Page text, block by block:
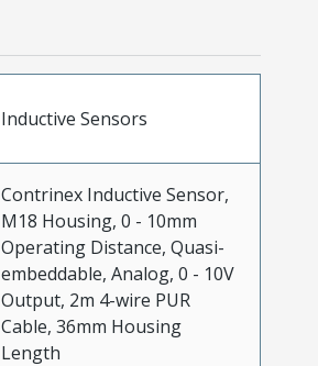
Inductive Sensors
Contrinex Inductive Sensor,
M18 Housing, 0 - 10mm
Operating Distance, Quasi-
embeddable, Analog, 0 - 10V
Output, 2m 4-wire PUR
Cable, 36mm Housing
Length